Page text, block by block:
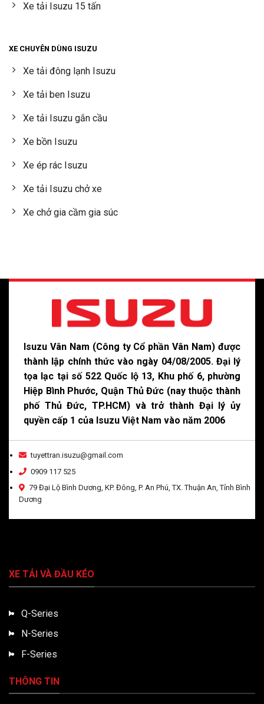
Xe tải Isuzu 15 tấn
XE CHUYÊN DÙNG ISUZU
Xe tải đông lạnh Isuzu
Xe tải ben Isuzu
Xe tải Isuzu gắn cầu
Xe bồn Isuzu
Xe ép rác Isuzu
Xe tải Isuzu chở xe
Xe chở gia cầm gia súc
Isuzu Vân Nam (Công ty Cổ phần Vân Nam) được
thành lập chính thức vào ngày 04/08/2005. Đại lý
tọa lạc tại số 522 Quốc lộ 13, Khu phố 6, phường
Hiệp Bình Phước, Quận Thủ Đức (nay thuộc thành
phố Thủ Đức, TP.HCM) và trở thành Đại lý ủy
quyền cấp 1 của Isuzu Việt Nam vào năm 2006
tuyettran.isuzu@gmail.com
0909 117 525
79 Đại Lộ Bình Dương, KP. Đông, P. An Phú, TX. Thuận An, Tỉnh Bình
Dương
XE TẢI VÀ ĐẦU KÉO
Q-Series
N-Series
F-Series
THÔNG TIN